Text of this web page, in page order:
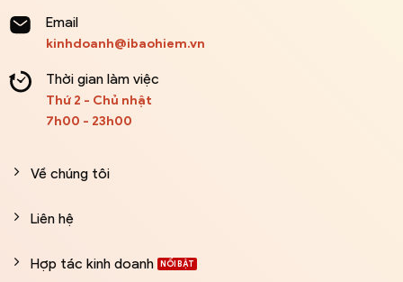
Email
kinhdoanh@ibaohiem.vn
Thời gian làm việc
Thứ 2 - Chủ nhật
7h00 - 23h00
Về chúng tôi
Liên hệ
Hợp tác kinh doanh